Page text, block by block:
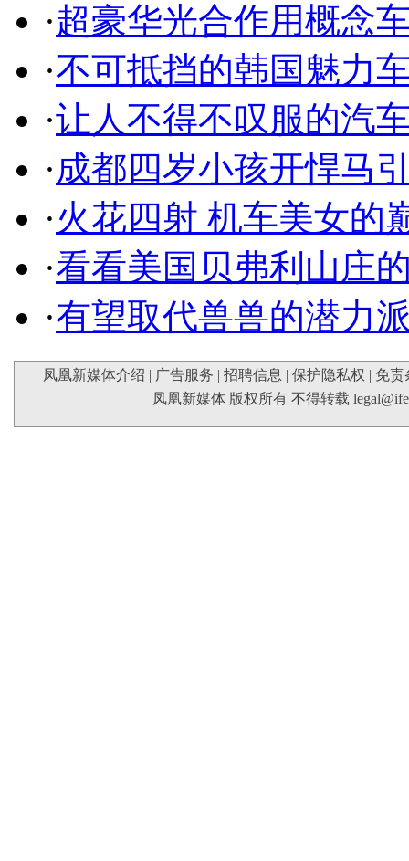
·超豪华光合作用概念
·不可抵挡的韩国魅力
·让人不得不叹服的汽
·成都四岁小孩开悍马
·火花四射 机车美女的
·看看美国贝弗利山庄
·有望取代兽兽的潜力
凤凰新媒体介绍 | 广告服务 | 招聘信息 | 保护隐私权 | 免责
凤凰新媒体 版权所有 不得转载